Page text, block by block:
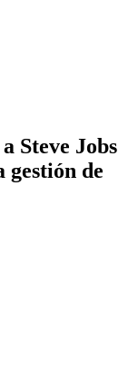
Steve Jobs
gestión de